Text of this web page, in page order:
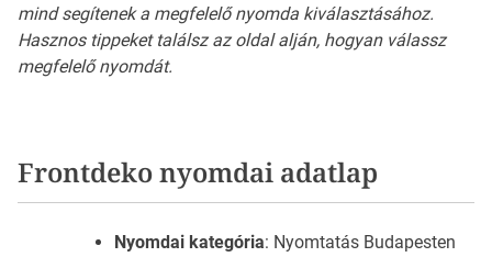
mind segítenek a megfelelő nyomda kiválasztásához.
Hasznos tippeket találsz az oldal alján, hogyan válassz
megfelelő nyomdát.
Frontdeko nyomdai adatlap
Nyomdai kategória: Nyomtatás Budapesten